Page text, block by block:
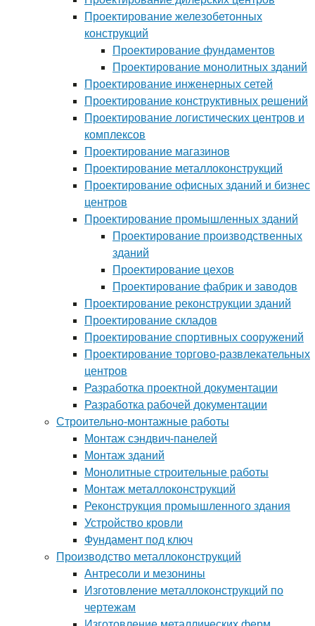
Проектирование железобетонных
конструкций
Проектирование фундаментов
Проектирование монолитных зданий
Проектирование инженерных сетей
Проектирование конструктивных решений
Проектирование логистических центров и
комплексов
Проектирование магазинов
Проектирование металлоконструкций
Проектирование офисных зданий и бизнес
центров
Проектирование промышленных зданий
Проектирование производственных
зданий
Проектирование цехов
Проектирование фабрик и заводов
Проектирование реконструкции зданий
Проектирование складов
Проектирование спортивных сооружений
Проектирование торгово-развлекательных
центров
Разработка проектной документации
Разработка рабочей документации
Строительно-монтажные работы
Монтаж сэндвич-панелей
Монтаж зданий
Монолитные строительные работы
Монтаж металлоконструкций
Реконструкция промышленного здания
Устройство кровли
Фундамент под ключ
Производство металлоконструкций
Антресоли и мезонины
Изготовление металлоконструкций по
чертежам